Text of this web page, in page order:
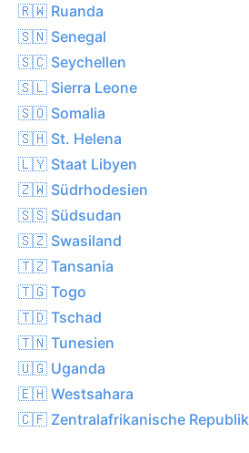
🇷🇼 Ruanda
🇸🇳 Senegal
🇸🇨 Seychellen
🇸🇱 Sierra Leone
🇸🇴 Somalia
🇸🇭 St. Helena
🇱🇾 Staat Libyen
🇿🇼 Südrhodesien
🇸🇸 Südsudan
🇸🇿 Swasiland
🇹🇿 Tansania
🇹🇬 Togo
🇹🇩 Tschad
🇹🇳 Tunesien
🇺🇬 Uganda
🇪🇭 Westsahara
🇨🇫 Zentralafrikanische Republik